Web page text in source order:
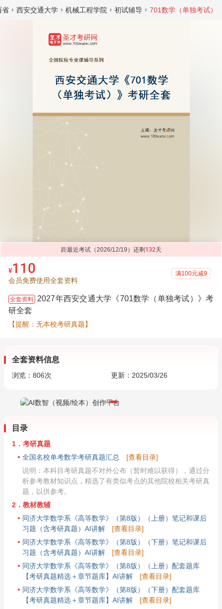
省 西安交通大学 机械工程学院 初试辅导 701数学（单独考试）
距最近考试（2026/12/19）还剩 132天
¥110
会员免费使用全套资料
满100元减9
全套资料 2027年西安交通大学《701数学（单独考试）》考
研全套
【提醒：无本校考研真题】
全套资料信息
浏览： 806次 更新：2025/03/26
目录
1．考研真题
全国名校单考数学考研真题汇总
[查看目录]
说明：本科目考研真题不对外公布（暂时难以获得），通过分
析参考教材知识点，精选了有类似考点的其他院校相关考研真
题，以供参考。
2．教材教辅
同济大学数学系《高等数学》（第8版）（上册）笔记和课后
习题（含考研真题）AI讲解
[查看目录]
同济大学数学系《高等数学》（第8版）（下册）笔记和课后
习题（含考研真题）AI讲解
[查看目录]
同济大学数学系《高等数学》（第8版）（上册）配套题库
【考研真题精选＋章节题库】AI讲解
[查看目录]
同济大学数学系《高等数学》（第8版）（下册）配套题库
【考研真题精选＋章节题库】AI讲解
[查看目录]